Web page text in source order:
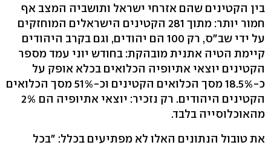
בין הקטינים שהם אזרחי ישראל ותושביה המצב אף
חמור יותר: מתוך 281 הקטינים הישראלים המוחזקים
על ידי שב"ס, רק 100 הם יהודים, וגם בקרב היהודים
קיימת הטיה אתנית מובהקת: בחודש יוני עמד מספר
הקטינים יוצאי אתיופיה הכלואים בכלא אופק על
כ-18.5% מסך הכלואים הקטינים וכ-51% מסך הכלואים
הקטינים היהודים. רק נזכיר: יוצאי אתיופיה הם 2%
מהאוכלוסייה בלבד.
את טובול הנתונים האלו לא מפתיעים בכלל: "בכל